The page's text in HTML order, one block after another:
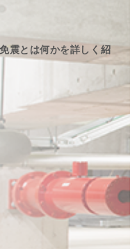
震とは何かを詳しく紹